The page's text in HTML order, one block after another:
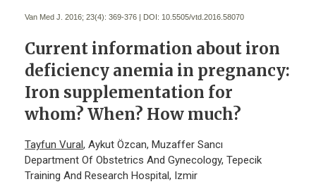
Van Med J. 2016; 23(4): 369-376 | DOI: 10.5505/vtd.2016.58070
Current information about iron
deficiency anemia in pregnancy:
Iron supplementation for
whom? When? How much?
Tayfun Vural, Aykut Özcan, Muzaffer Sancı
Department Of Obstetrics And Gynecology, Tepecik
Training And Research Hospital, Izmir